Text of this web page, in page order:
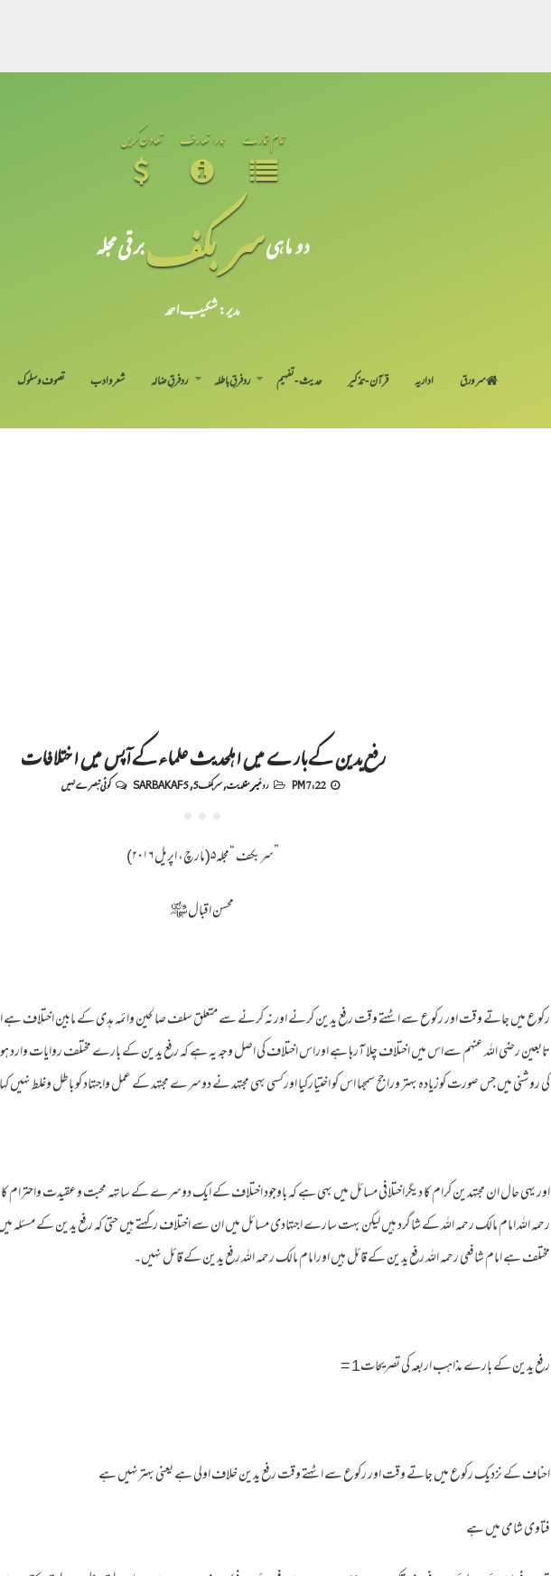
تمام شمارے ہمارا تعارف تعاون کریں
دو ماہیسر بکفبرقی مجلہ
مدیر: شکیبـ احمد
سر ورق اداریہ قرآن-تذکیر حدیث-تفہیم رد فرقِ باطلہ رد فرقِ ضالہ شعر و ادب تصوف و سلوک
رفع یدین کے بارے میں اہلحدیث علماء کے آپس میں اختلافات
7:22 PM رد غیر مقلدیت,سربکف5 ,
SARBAKAF 5 کوئی تبصرے نہیں
”سربکف “مجلہ۵(مارچ، اپریل ۲۰۱۶)
محسن اقبال ﷾
رکوع میں جاتے وقت اور رکوع سے اٹهتے وقت رفع یدین کرنے اور نہ کرنے سے متعلق سلف صالحین وائمہ هدی کے مابین اختلاف ہے
تابعین رضی الله عنهم سےاس میں اختلاف چلا آرہا ہے اوراس اختلاف کی اصل وجہ یہ ہے کہ رفع یدین کے بارے مختلف روایات وارد
کی روشنی میں جس صورت کوزیاده بہتر وراجح سمجها اس کو اختیارکیا اورکسی بهی مجتهد نے دوسرے مجتهد کے عمل واجتهاد کو باطل وغلط نہیں
اور یہی حال ان مجتهدین کرام کا دیگراختلافی مسائل میں بهی ہے کہ باوجود اختلاف کے ایک دوسرے کے ساتهہ محبت وعقیدت واحترام کا
رحمه الله امام مالک رحمه الله کے شاگرد ہیں لیکن بہت سارے اجتهادی مسائل میں ان سے اختلاف رکهتے ہیں حتی کہ رفع یدین کے مسئلہ میں
مختلف ہے امام شافعی رحمه الله رفع یدین کے قائل ہیں اورامام مالک رحمه الله رفع یدین کے قائل نہیں۔
رفع یدین کے بارے مذاهب اربعہ کی تصریحات1 =
احناف کے نزدیک رکوع میں جاتے وقت اور رکوع سے اٹهتے وقت رفع یدین خلاف اولی ہے یعنی بہترنہیں ہے
فتاوی شامی میں ہے